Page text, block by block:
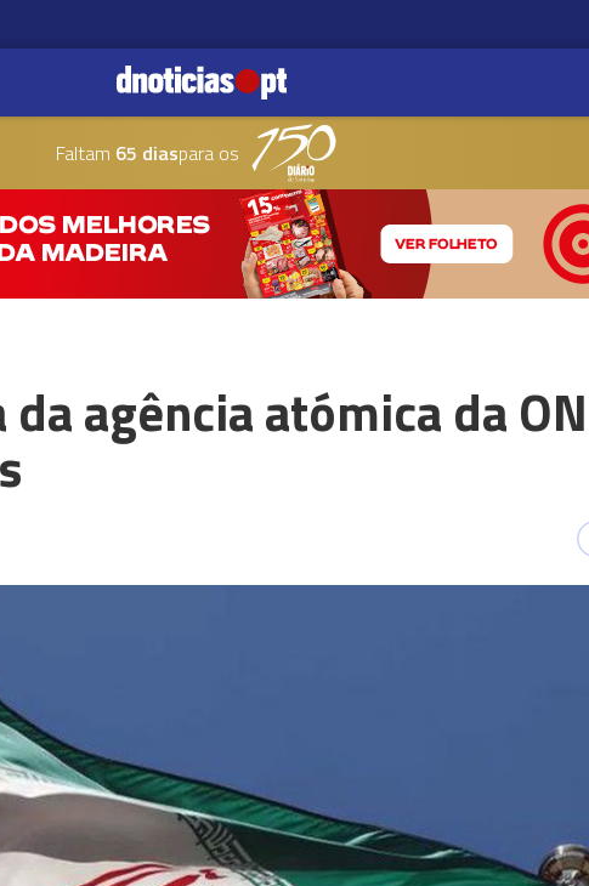
Faltam 65 diaspara os
agência atómica da